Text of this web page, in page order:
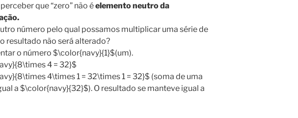
que “zero” não éelemento neutro da
número pelo qual possamos multiplicar uma série de
resultado não será alterado?
o número $\color{navy}{1}$(um).
4 = 32}$
4\times 1 = 32\times 1 = 32}$ (soma de uma
a $\color{navy}{32}$). O resultado se manteve igual a